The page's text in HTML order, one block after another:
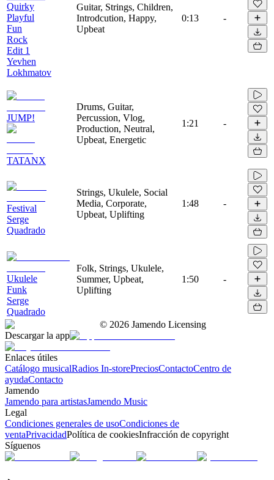
Quirky
Playful
Fun
Rock
Edit 1
Yevhen
Lokhmatov
Guitar, Strings, Children,
Introdcution, Happy,
Upbeat
0:13 -
JUMP!
TATANX
Drums, Guitar,
Percussion, Vlog,
Production, Neutral,
Upbeat, Energetic
1:21 -
Festival
Serge
Quadrado
Strings, Ukulele, Social
Media, Corporate,
Upbeat, Uplifting
1:48 -
Ukulele
Funk
Serge
Quadrado
Folk, Strings, Ukulele,
Summer, Upbeat,
Uplifting
1:50 -
© 2026 Jamendo Licensing
Descargar la app
Enlaces útiles
Catálogo musicalRadios In-storePreciosContactoCentro de
ayudaContacto
Jamendo
Jamendo para artistasJamendo Music
Legal
Condiciones generales de usoCondiciones de
ventaPrivacidadPolítica de cookiesInfracción de copyright
Síguenos